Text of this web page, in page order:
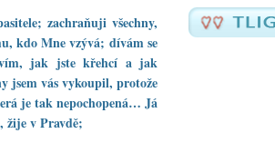
zachraňuji všechny,
kdo Mne vzývá; dívám se
vím, jak jste křehcí a jak
jsem vás vykoupil, protože
je tak nepochopená… Já
žije v Pravdě;